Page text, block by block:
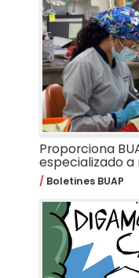
Proporciona
especializado
Boletines BUAP